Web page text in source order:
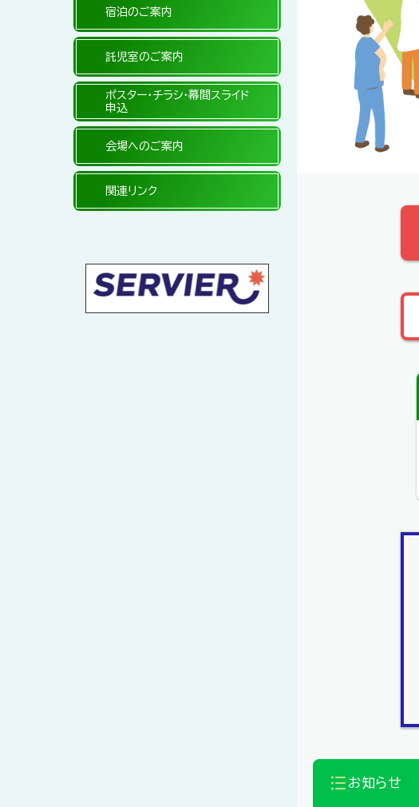
宿泊のご案内
託児室のご案内
ポスター・チラシ・幕間スライド
申込
会場へのご案内
関連リンク
お知らせ